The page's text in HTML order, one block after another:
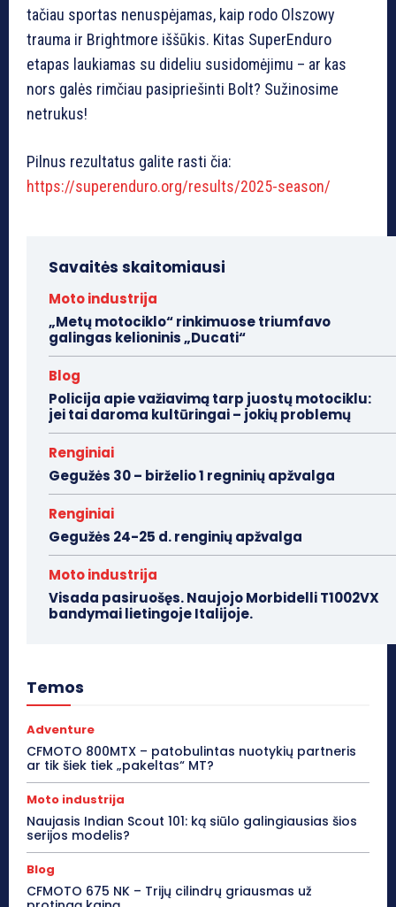
tačiau sportas nenuspėjamas, kaip rodo Olszowy
trauma ir Brightmore iššūkis. Kitas SuperEnduro
etapas laukiamas su dideliu susidomėjimu – ar kas
nors galės rimčiau pasipriešinti Bolt? Sužinosime
netrukus!
Pilnus rezultatus galite rasti čia:
https://superenduro.org/results/2025-season/
Savaitės skaitomiausi
Moto industrija
„Metų motociklo“ rinkimuose triumfavo
galingas kelioninis „Ducati“
Blog
Policija apie važiavimą tarp juostų motociklu:
jei tai daroma kultūringai – jokių problemų
Renginiai
Gegužės 30 – birželio 1 regninių apžvalga
Renginiai
Gegužės 24-25 d. renginių apžvalga
Moto industrija
Visada pasiruošęs. Naujojo Morbidelli T1002VX
bandymai lietingoje Italijoje.
Temos
Adventure
CFMOTO 800MTX – patobulintas nuotykių partneris
ar tik šiek tiek „pakeltas“ MT?
Moto industrija
Naujasis Indian Scout 101: ką siūlo galingiausias šios
serijos modelis?
Blog
CFMOTO 675 NK – Trijų cilindrų griausmas už